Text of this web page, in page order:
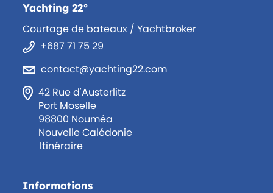
Yachting 22°
Courtage de bateaux / Yachtbroker
+687 71 75 29
contact@yachting22.com
42 Rue d'Austerlitz
Port Moselle
98800 Nouméa
Nouvelle Calédonie
Itinéraire
Informations